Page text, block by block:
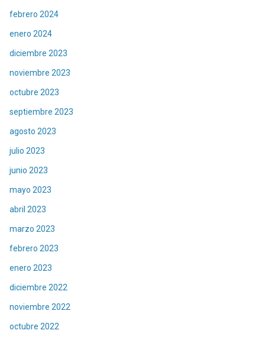
febrero 2024
enero 2024
diciembre 2023
noviembre 2023
octubre 2023
septiembre 2023
agosto 2023
julio 2023
junio 2023
mayo 2023
abril 2023
marzo 2023
febrero 2023
enero 2023
diciembre 2022
noviembre 2022
octubre 2022